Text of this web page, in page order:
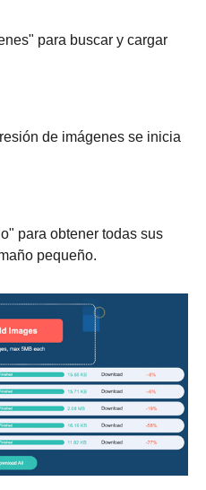
para buscar y cargar
de imágenes se inicia
para obtener todas sus
pequeño.